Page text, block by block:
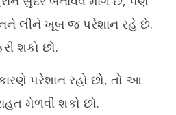
VIEWING
લીને ખૂબ જ પરેશાન રહે છે.
શકો છો.
પરેશાન રહો છો, તો આ
મેળવી શકો છો.